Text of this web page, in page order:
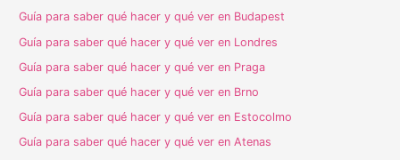
Guía para saber qué hacer y qué ver en Budapest
Guía para saber qué hacer y qué ver en Londres
Guía para saber qué hacer y qué ver en Praga
Guía para saber qué hacer y qué ver en Brno
Guía para saber qué hacer y qué ver en Estocolmo
Guía para saber qué hacer y qué ver en Atenas